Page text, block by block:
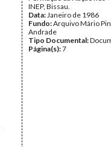
INEP, Bissau.
Data:Janeiro de 1986
Fundo:Arquivo Mário
Andrade
Tipo Documental:
Página(s):7